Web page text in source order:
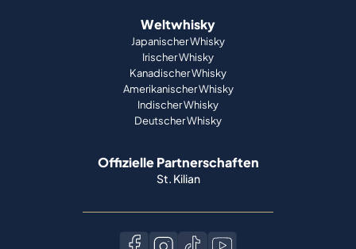
Weltwhisky
Japanischer Whisky
Irischer Whisky
Kanadischer Whisky
Amerikanischer Whisky
Indischer Whisky
Deutscher Whisky
Offizielle Partnerschaften
St. Kilian